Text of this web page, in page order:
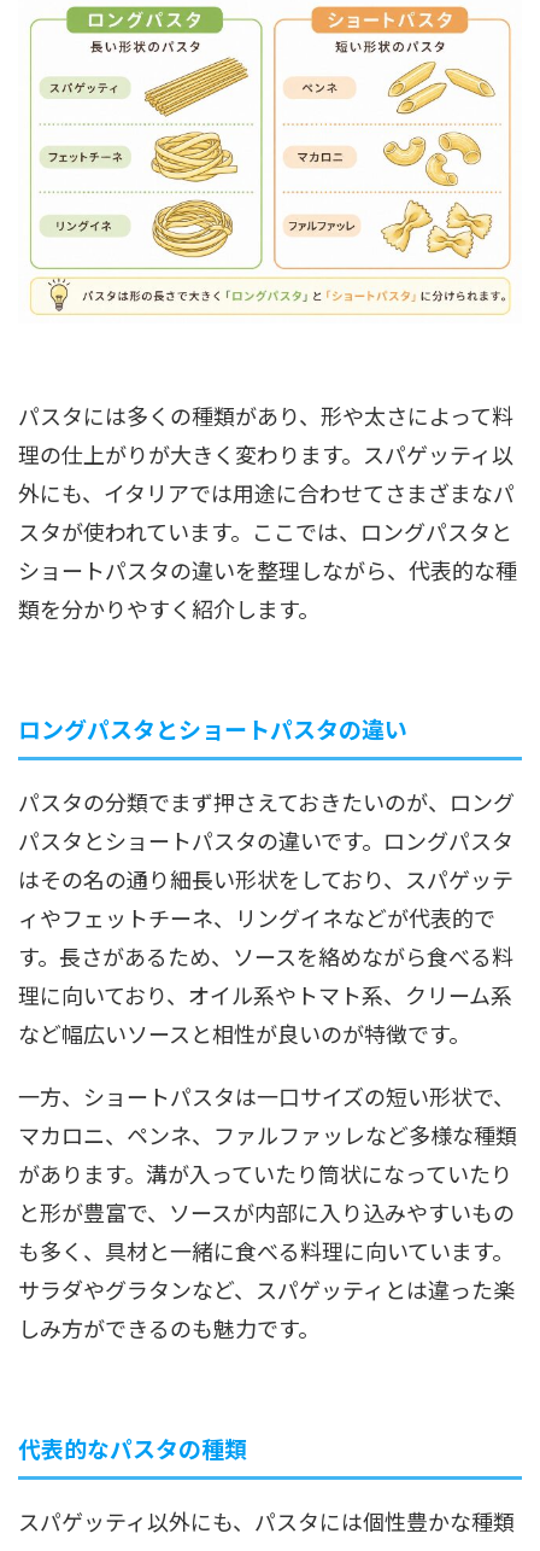
パスタには多くの種類があり、形や太さによって料
理の仕上がりが大きく変わります。スパゲッティ以
外にも、イタリアでは用途に合わせてさまざまなパ
スタが使われています。ここでは、ロングパスタと
ショートパスタの違いを整理しながら、代表的な種
類を分かりやすく紹介します。
ロングパスタとショートパスタの違い
パスタの分類でまず押さえておきたいのが、ロング
パスタとショートパスタの違いです。ロングパスタ
はその名の通り細長い形状をしており、スパゲッテ
ィやフェットチーネ、リングイネなどが代表的で
す。長さがあるため、ソースを絡めながら食べる料
理に向いており、オイル系やトマト系、クリーム系
など幅広いソースと相性が良いのが特徴です。
一方、ショートパスタは一口サイズの短い形状で、
マカロニ、ペンネ、ファルファッレなど多様な種類
があります。溝が入っていたり筒状になっていたり
と形が豊富で、ソースが内部に入り込みやすいもの
も多く、具材と一緒に食べる料理に向いています。
サラダやグラタンなど、スパゲッティとは違った楽
しみ方ができるのも魅力です。
代表的なパスタの種類
スパゲッティ以外にも、パスタには個性豊かな種類